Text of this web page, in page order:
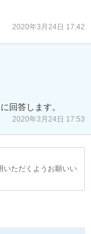
2020年3月24日 17:42
回答します。
2020年3月24日 17:53
いただくようお願いい